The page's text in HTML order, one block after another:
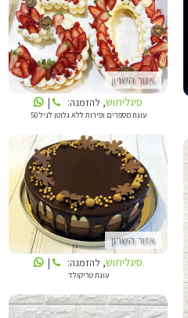
אזור השרון
סיגליתוש
סיגליתוש, להזמנה: |
עוגת מספרים ופירות ללא גלוטן לגיל 50
אזור השרון
סיגליתוש
סיגליתוש, להזמנה: |
עוגת טריקולד